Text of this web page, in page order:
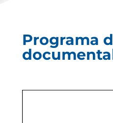
Programa